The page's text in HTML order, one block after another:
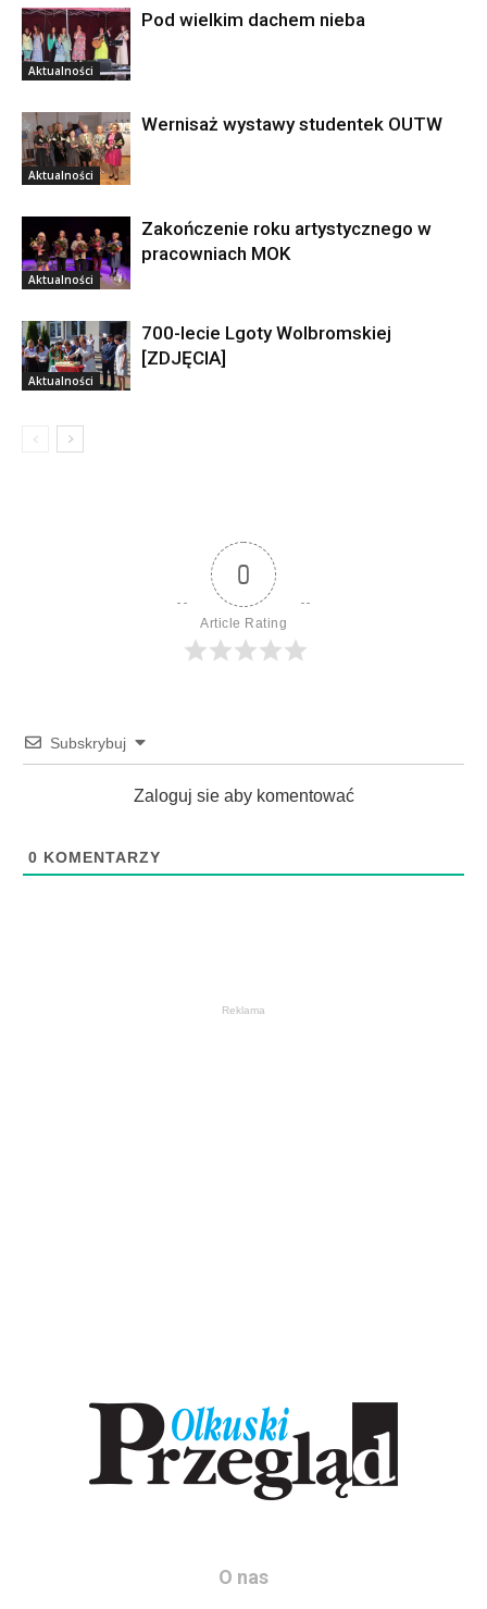
Aktualności
Pod wielkim dachem nieba
Aktualności
Wernisaż wystawy studentek OUTW
Aktualności
Zakończenie roku artystycznego w
pracowniach MOK
Aktualności
700-lecie Lgoty Wolbromskiej
[ZDJĘCIA]
0
Article Rating
Subskrybuj
Zaloguj sie aby komentować
0 KOMENTARZY
Reklama
O nas